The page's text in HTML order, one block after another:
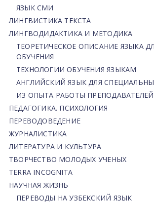
ЯЗЫК СМИ
ЛИНГВИСТИКА ТЕКСТА
ЛИНГВОДИДАКТИКА И МЕТОДИКА
ТЕОРЕТИЧЕСКОЕ ОПИСАНИЕ ЯЗЫКА
ОБУЧЕНИЯ
ТЕХНОЛОГИИ ОБУЧЕНИЯ ЯЗЫКАМ
АНГЛИЙСКИЙ ЯЗЫК ДЛЯ
ИЗ ОПЫТА РАБОТЫ ПРЕПОДАВАТЕЛЕЙ
ПЕДАГОГИКА. ПСИХОЛОГИЯ
ПЕРЕВОДОВЕДЕНИЕ
ЖУРНАЛИСТИКА
ЛИТЕРАТУРА И КУЛЬТУРА
ТВОРЧЕСТВО МОЛОДЫХ УЧЕНЫХ
TERRA INCOGNITA
НАУЧНАЯ ЖИЗНЬ
ПЕРЕВОДЫ НА УЗБЕКСКИЙ ЯЗЫК